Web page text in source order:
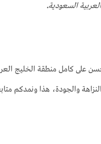
السعودية.
على كامل منطقة الخليج
والجودة، هذا ونمدكم